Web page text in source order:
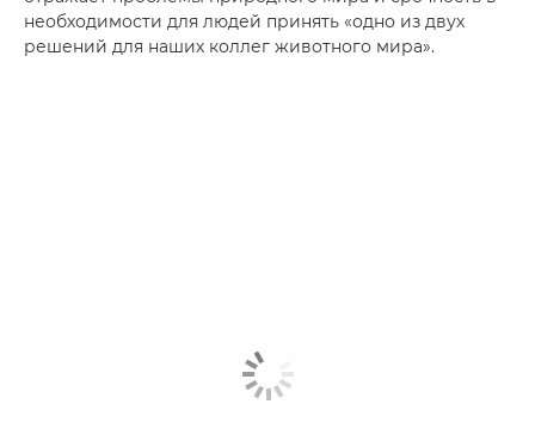
необходимости для людей принять «одно из двух
решений для наших коллег животного мира».